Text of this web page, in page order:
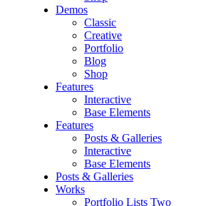
Demos
Classic
Creative
Portfolio
Blog
Shop
Features
Interactive
Base Elements
Features
Posts & Galleries
Interactive
Base Elements
Posts & Galleries
Works
Portfolio Lists Two